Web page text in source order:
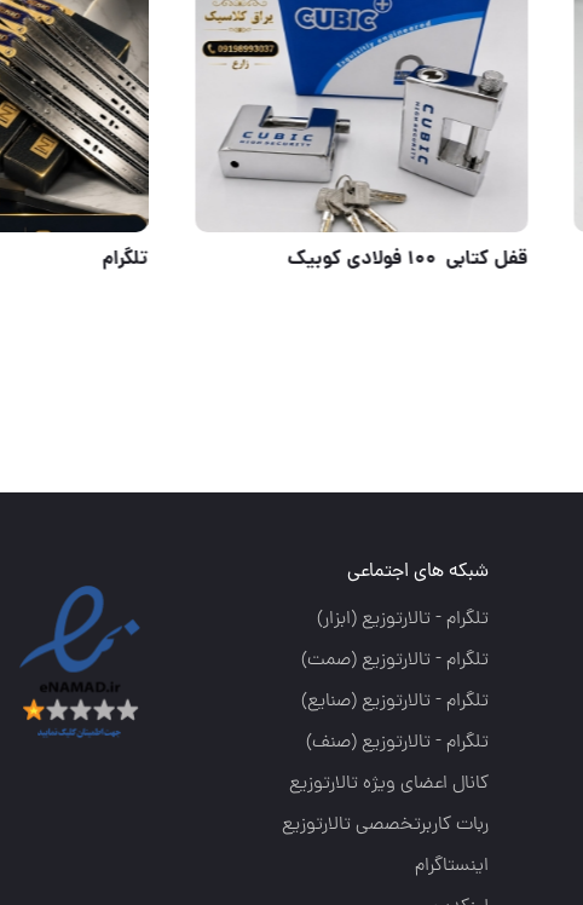
#قفل مکعب SBM قفل کتابی 100 فولادی کوبیک
شبکه های اجتماعی
تلگرام - تالارتوزيع (ابزار)
تلگرام - تالارتوزيع (صمت)
تلگرام - تالارتوزيع (صنايع)
تلگرام - تالارتوزیع (صنف)
کانال اعضای ویژه تالارتوزیع
ربات کاربرتخصصی تالارتوزیع
اینستاگرام